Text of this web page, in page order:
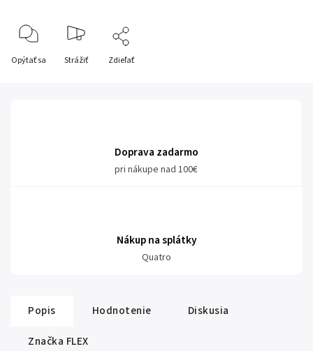
Opýtať sa Strážiť Zdieľať
Doprava zadarmo
pri nákupe nad 100€
Nákup na splátky
Quatro
Popis Hodnotenie
Diskusia
Značka FLEX